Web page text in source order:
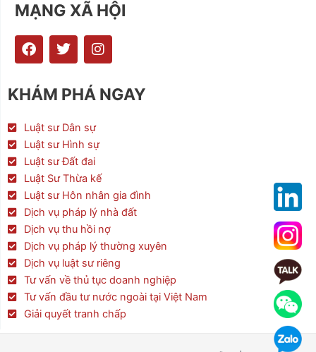
MẠNG XÃ HỘI
F
a
e
b
o
k
T
w
t
t
r
I
n
t
a
a
KHÁM PHÁ NGAY
Luật sư Dân sự
Luật sư Hình sự
Luật sư Đất đai
Luật Sư Thừa kế
Luật sư Hôn nhân gia đình
Dịch vụ pháp lý nhà đất
Dịch vụ thu hồi nợ
Dịch vụ pháp lý thường xuyên
Dịch vụ luật sư riêng
Tư vấn về thủ tục doanh nghiệp
Tư vấn đầu tư nước ngoài tại Việt Nam
Giải quyết tranh chấp